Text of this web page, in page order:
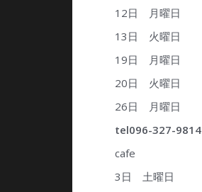
12日 月曜日
13日 火曜日
19日 月曜日
20日 火曜日
26日 月曜日
tel096-327-9814
cafe
3日 土曜日